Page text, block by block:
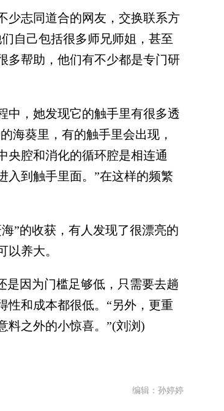
志同道合的网友，交换联系方
自己包括很多师兄师姐，甚至
多帮助，他们有不少都是专门研
，她发现它的触手里有很多透
海葵里，有的触手里会出现，
央腔和消化的循环腔是相连通
入到触手里面。”在这样的频繁
”的收获，有人发现了很漂亮的
养大。
因为门槛足够低，只需要去趟
性和成本都很低。“另外，更重
料之外的小惊喜。”(刘浏)
编辑：孙婷婷